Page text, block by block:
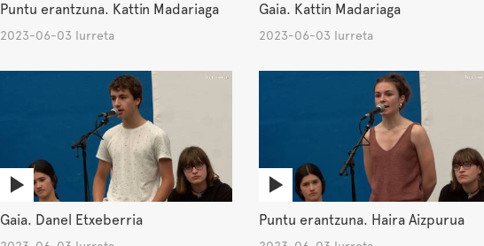
Puntu erantzuna. Kattin Madariaga
2023-06-03 Iurreta
Gaia. Kattin Madariaga
2023-06-03 Iurreta
Gaia. Danel Etxeberria Puntu erantzuna. Haira Aizpurua